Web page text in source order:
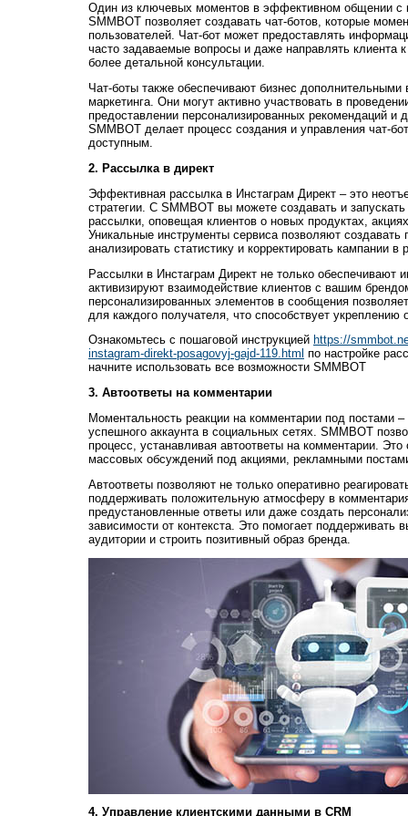
Один из ключевых моментов в эффективном общении с
SMMBOT позволяет создавать чат-ботов, которые
пользователей. Чат-бот может предоставлять
часто задаваемые вопросы и даже направлять клиента
более детальной консультации.
Чат-боты также обеспечивают бизнес дополнительными
маркетинга. Они могут активно участвовать в
предоставлении персонализированных рекомендаций
SMMBOT делает процесс создания и управления чат-
доступным.
2. Рассылка в директ
Эффективная рассылка в Инстаграм Директ – это
стратегии. С SMMBOT вы можете создавать и
рассылки, оповещая клиентов о новых продуктах,
Уникальные инструменты сервиса позволяют
анализировать статистику и корректировать кампании
Рассылки в Инстаграм Директ не только обеспечивают
активизируют взаимодействие клиентов с вашим
персонализированных элементов в сообщения
для каждого получателя, что способствует укреплению
Ознакомьтесь с пошаговой инструкцией https://
instagram-direkt-posagovyj-gajd-119.html по настройке
начните использовать все возможности SMMBOT
3. Автоответы на комментарии
Моментальность реакции на комментарии под постами
успешного аккаунта в социальных сетях. SMMBOT
процесс, устанавливая автоответы на комментарии. Это
массовых обсуждений под акциями, рекламными
Автоответы позволяют не только оперативно
поддерживать положительную атмосферу в
предустановленные ответы или даже создать
зависимости от контекста. Это помогает поддерживать
аудитории и строить позитивный образ бренда.
4. Управление клиентскими данными в CRM